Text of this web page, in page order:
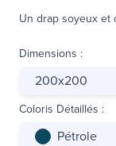
Un drap soyeux et
Dimensions :
200x200
Coloris Détaillés :
Pétrole